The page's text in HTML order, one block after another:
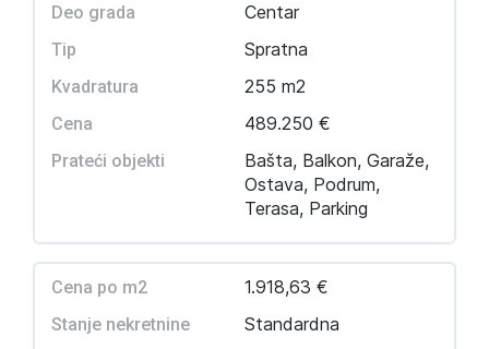
Deo grada Centar
Tip Spratna
Kvadratura 255 m2
Cena 489.250 €
Prateći objekti
Bašta, Balkon, Garaže,
Ostava, Podrum,
Terasa, Parking
Cena po m2 1.918,63 €
Stanje nekretnine Standardna